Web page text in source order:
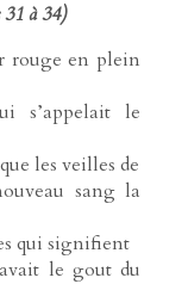
31 à 34)
rouge en plein
s’appelait le
les veilles de
sang la
qui signifient
le gout du